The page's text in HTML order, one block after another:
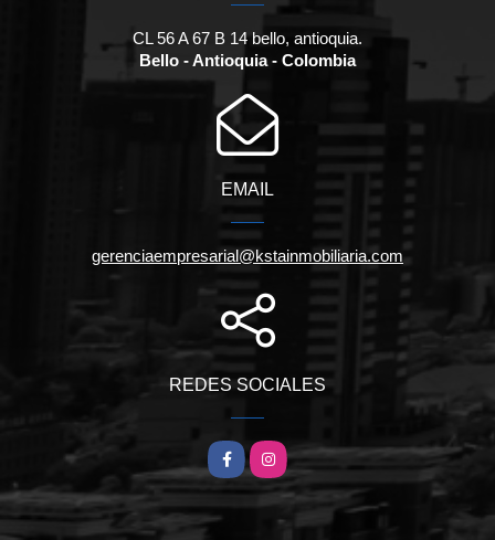
CL 56 A 67 B 14 bello, antioquia.
Bello - Antioquia - Colombia
EMAIL
gerenciaempresarial@kstainmobiliaria.com
REDES SOCIALES
FacebookInstagram